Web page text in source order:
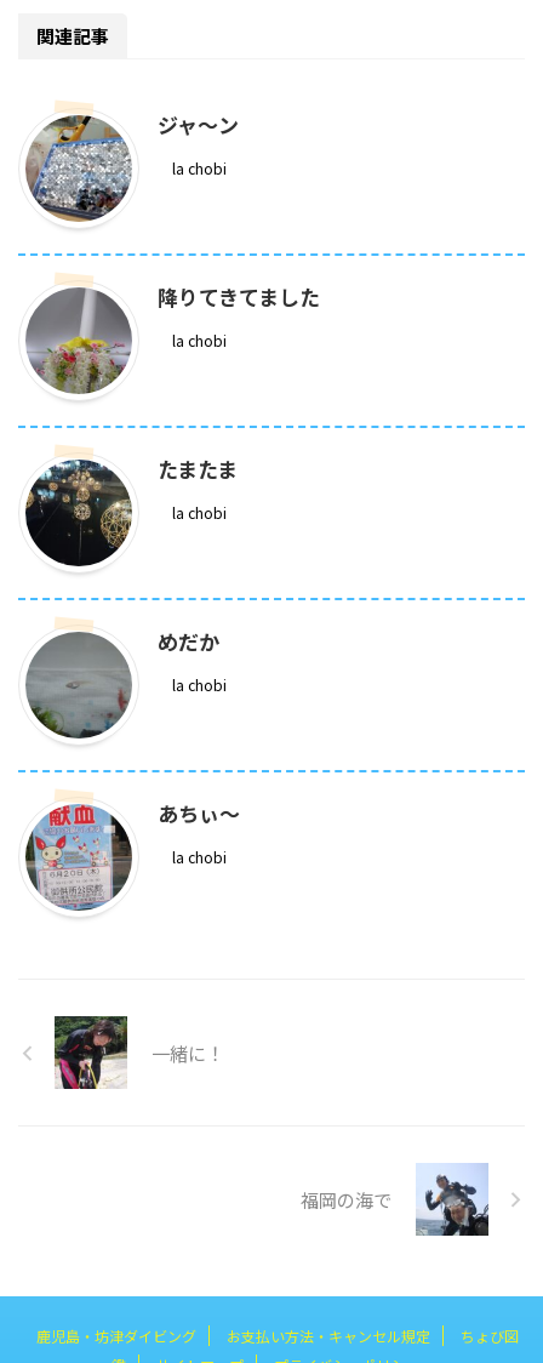
関連記事
ジャ～ン
la chobi
降りてきてました
la chobi
たまたま
la chobi
めだか
la chobi
あちぃ～
la chobi
一緒に！
福岡の海で
鹿児島・坊津ダイビング お支払い方法・キャンセル規定
ちょび図